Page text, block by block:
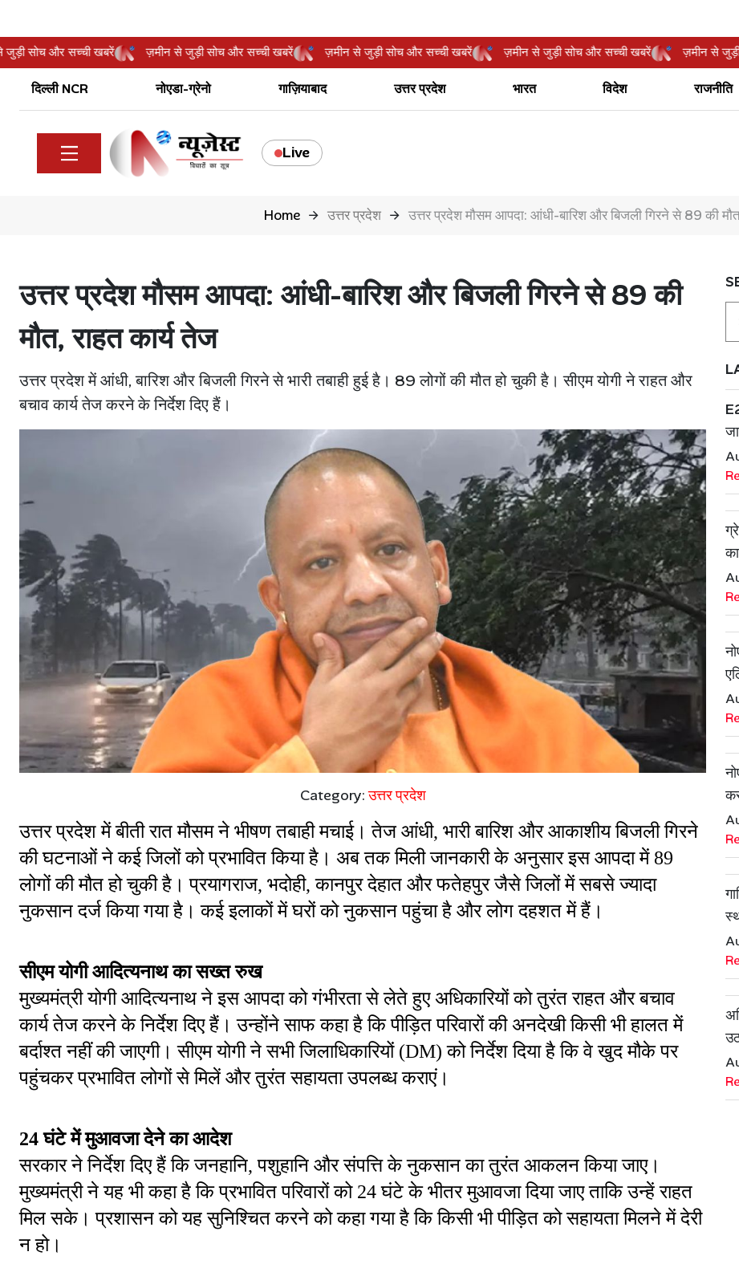
से जुड़ी सोच और सच्ची खबरें ज़मीन से जुड़ी सोच और सच्ची खबरें ज़मीन से जुड़ी सोच और सच्ची खबरें ज़मीन से जुड़ी सोच और सच्ची खबरें ज़मीन
दिल्ली NCR नोएडा-ग्रेनो गाज़ियाबाद उत्तर प्रदेश भारत विदेश राजनीति
Live
Home उत्तर प्रदेश उत्तर प्रदेश मौसम आपदा: आंधी-बारिश और बिजली गिरने से 89 की
उत्तर प्रदेश मौसम आपदा: आंधी-बारिश और बिजली गिरने से 89 की
मौत, राहत कार्य तेज
उत्तर प्रदेश में आंधी, बारिश और बिजली गिरने से भारी तबाही हुई है। 89 लोगों की मौत हो चुकी है। सीएम योगी ने राहत और
बचाव कार्य तेज करने के निर्देश दिए हैं।
Category:उत्तर प्रदेश
उत्तर प्रदेश में बीती रात मौसम ने भीषण तबाही मचाई। तेज आंधी, भारी बारिश और आकाशीय बिजली गिरने
की घटनाओं ने कई जिलों को प्रभावित किया है। अब तक मिली जानकारी के अनुसार इस आपदा में 89
लोगों की मौत हो चुकी है। प्रयागराज, भदोही, कानपुर देहात और फतेहपुर जैसे जिलों में सबसे ज्यादा
नुकसान दर्ज किया गया है। कई इलाकों में घरों को नुकसान पहुंचा है और लोग दहशत में हैं।
सीएम योगी आदित्यनाथ का सख्त रुख
मुख्यमंत्री योगी आदित्यनाथ ने इस आपदा को गंभीरता से लेते हुए अधिकारियों को तुरंत राहत और बचाव
कार्य तेज करने के निर्देश दिए हैं। उन्होंने साफ कहा है कि पीड़ित परिवारों की अनदेखी किसी भी हालत में
बर्दाश्त नहीं की जाएगी। सीएम योगी ने सभी जिलाधिकारियों (DM) को निर्देश दिया है कि वे खुद मौके पर
पहुंचकर प्रभावित लोगों से मिलें और तुरंत सहायता उपलब्ध कराएं।
24 घंटे में मुआवजा देने का आदेश
सरकार ने निर्देश दिए हैं कि जनहानि, पशुहानि और संपत्ति के नुकसान का तुरंत आकलन किया जाए।
मुख्यमंत्री ने यह भी कहा है कि प्रभावित परिवारों को 24 घंटे के भीतर मुआवजा दिया जाए ताकि उन्हें राहत
मिल सके। प्रशासन को यह सुनिश्चित करने को कहा गया है कि किसी भी पीड़ित को सहायता मिलने में देरी
न हो।
है